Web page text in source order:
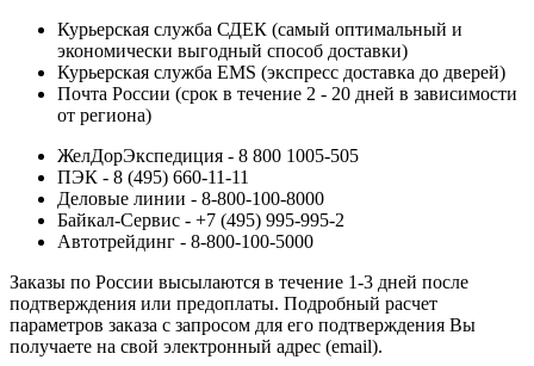
Курьерская служба СДЕК (самый оптимальный и
экономически выгодный способ доставки)
Курьерская служба EMS (экспресс доставка до дверей)
Почта России (срок в течение 2 - 20 дней в зависимости
от региона)
ЖелДорЭкспедиция - 8 800 1005-505
ПЭК - 8 (495) 660-11-11
Деловые линии - 8-800-100-8000
Байкал-Сервис - +7 (495) 995-995-2
Автотрейдинг - 8-800-100-5000
Заказы по России высылаются в течение 1-3 дней после
подтверждения или предоплаты. Подробный расчет
параметров заказа с запросом для его подтверждения Вы
получаете на свой электронный адрес (email).